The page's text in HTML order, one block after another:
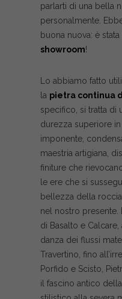
parlarti di una bella
personalmente.
buona nuova: è
showroom!
Lo abbiamo fatto
la pietra continua
specifico, si tratta di
durezza superiore
imponente,
maestria artigiana,
finiture che
le ere che si
bellezza della
nel nostro presente.
di Basalto e Calcare,
danza dei flussi
Travertino, fino
Porfido e Scisto,
il fascino antico